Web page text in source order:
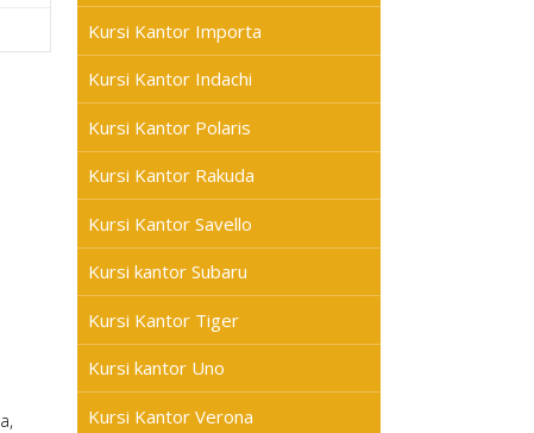
Kursi Kantor Importa
Kursi Kantor Indachi
Kursi Kantor Polaris
Kursi Kantor Rakuda
Kursi Kantor Savello
Kursi kantor Subaru
Kursi Kantor Tiger
Kursi kantor Uno
Kursi Kantor Verona